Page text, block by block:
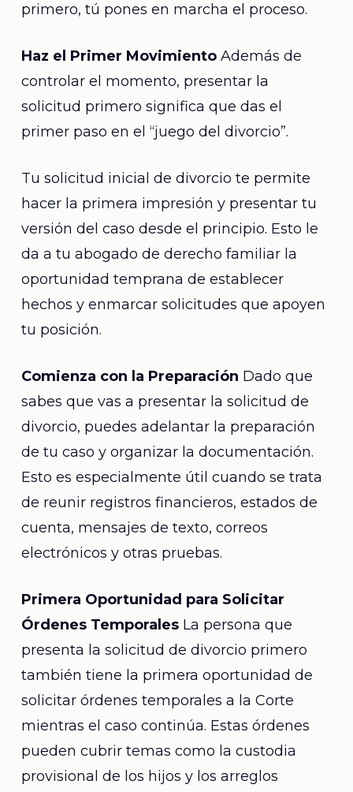
primero, tú pones en marcha el proceso.
Haz el Primer MovimientoAdemás de
controlar el momento, presentar la
solicitud primero significa que das el
primer paso en el “juego del divorcio”.
Tu solicitud inicial de divorcio te permite
hacer la primera impresión y presentar tu
versión del caso desde el principio. Esto le
da a tu abogado de derecho familiar la
oportunidad temprana de establecer
hechos y enmarcar solicitudes que apoyen
tu posición.
Comienza con la Preparación Dado que
sabes que vas a presentar la solicitud de
divorcio, puedes adelantar la preparación
de tu caso y organizar la documentación.
Esto es especialmente útil cuando se trata
de reunir registros financieros, estados de
cuenta, mensajes de texto, correos
electrónicos y otras pruebas.
Primera Oportunidad para Solicitar
Órdenes TemporalesLa persona que
presenta la solicitud de divorcio primero
también tiene la primera oportunidad de
solicitar órdenes temporales a la Corte
mientras el caso continúa. Estas órdenes
pueden cubrir temas como la custodia
provisional de los hijos y los arreglos